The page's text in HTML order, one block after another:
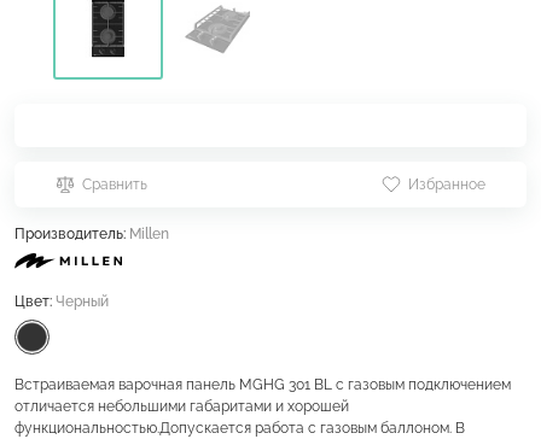
Сравнить Избранное
Производитель: Millen
Цвет: Черный
Встраиваемая варочная панель MGHG 301 BL с газовым подключением
отличается небольшими габаритами и хорошей
функциональностью.Допускается работа с газовым баллоном. В